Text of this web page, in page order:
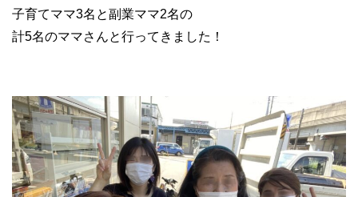
子育てママ3名と副業ママ2名の
計5名のママさんと行ってきました！